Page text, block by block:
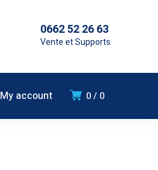
0662 52 26 63
Vente et Supports
0 0
My account